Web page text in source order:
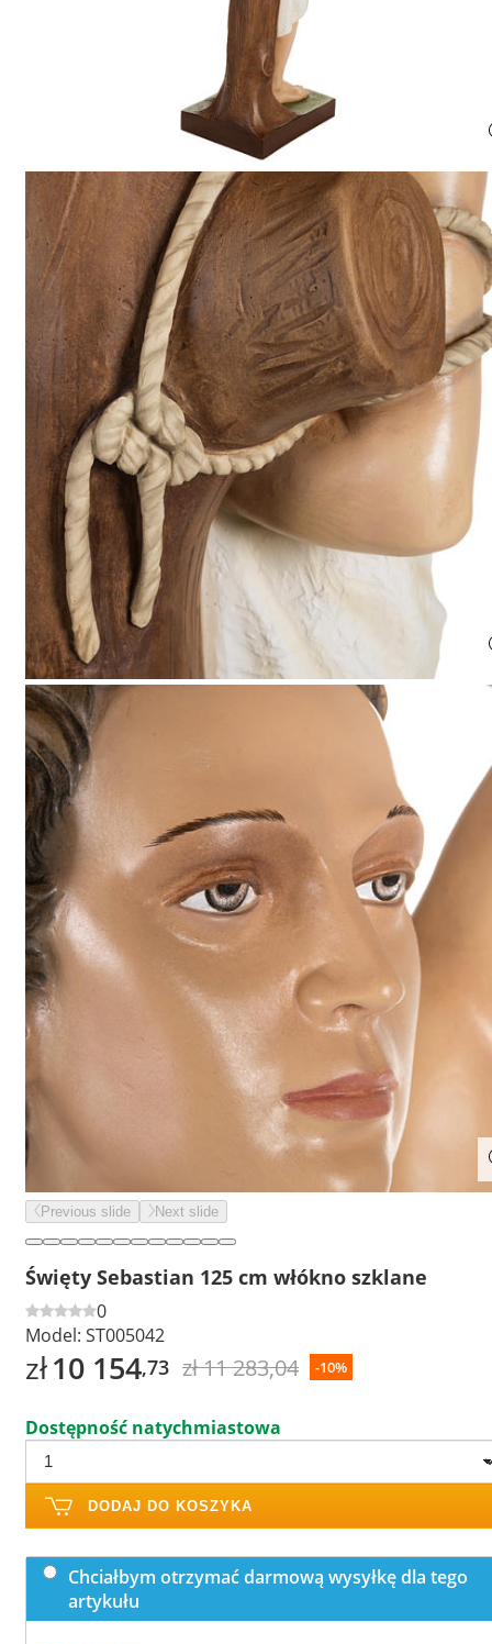
Previous slide Next slide
Święty Sebastian 125 cm włókno szklane
0
Model: ST005042
zł10 154,73 zł 11 283,04 -10%
Dostępność natychmiastowa
DODAJ DO KOSZYKA
Chciałbym otrzymać darmową wysyłkę dla tego
artykułu